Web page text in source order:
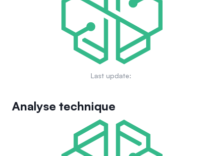
Last update:
Analyse technique